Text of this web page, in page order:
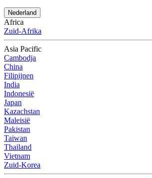
Nederland
Africa
Zuid-Afrika
Asia Pacific
Cambodja
China
Filipijnen
India
Indonesië
Japan
Kazachstan
Maleisië
Pakistan
Taiwan
Thailand
Vietnam
Zuid-Korea